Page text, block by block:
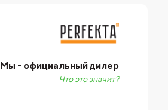
Мы - официальный дилер
Что это значит?